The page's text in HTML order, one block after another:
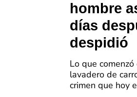
hombre
días
despidió
Lo que
lavadero de
crimen que hoy